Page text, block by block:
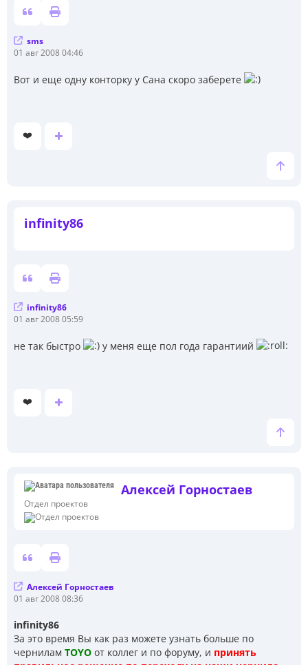
С
б
е
sms
01 авг 2008 04:46
Вот и еще одну конторку у Сана скоро заберете
❤️
infinity86
С
б
е
infinity86
01 авг 2008 05:59
не так быстро у меня еще пол года гарантиий
❤️
Алексей Горностаев
Отдел проектов
С
б
щ
е
н
Алексей Горностаев
01 авг 2008 08:36
infinity86
За это время Вы как раз можете узнать больше по
чернилам TOYO от коллег и по форуму, и принять